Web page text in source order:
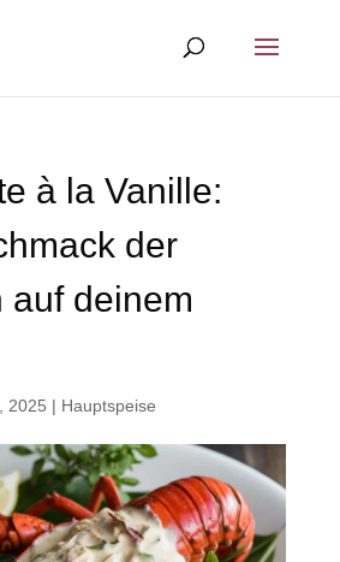
à la Vanille:
der
auf deinem
2025 | Hauptspeise